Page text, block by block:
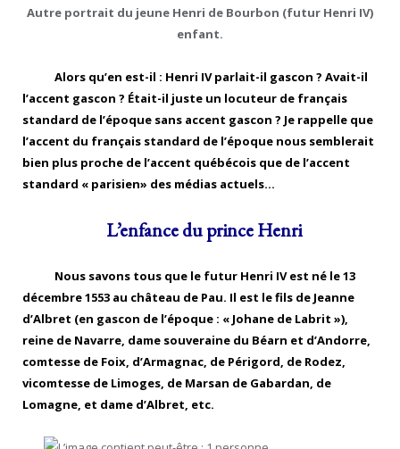
Autre portrait du jeune Henri de Bourbon (futur Henri IV)
enfant.
Alors qu’en est-il : Henri IV parlait-il gascon ? Avait-il
l’accent gascon ? Était-il juste un locuteur de français
standard de l’époque sans accent gascon ? Je rappelle que
l’accent du français standard de l’époque nous semblerait
bien plus proche de l’accent québécois que de l’accent
standard « parisien» des médias actuels…
L’enfance du prince Henri
Nous savons tous que le futur Henri IV est né le 13
décembre 1553 au château de Pau. Il est le fils de Jeanne
d’Albret (en gascon de l’époque : « Johane de Labrit »),
reine de Navarre, dame souveraine du Béarn et d’Andorre,
comtesse de Foix, d’Armagnac, de Périgord, de Rodez,
vicomtesse de Limoges, de Marsan de Gabardan, de
Lomagne, et dame d’Albret, etc.